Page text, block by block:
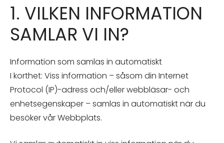
1. VILKEN INFORMATION
SAMLAR VI IN?
Information som samlas in automatiskt
I korthet: Viss information – såsom din Internet
Protocol (IP)-adress och/eller webbläsar- och
enhetsegenskaper – samlas in automatiskt när du
besöker vår Webbplats.